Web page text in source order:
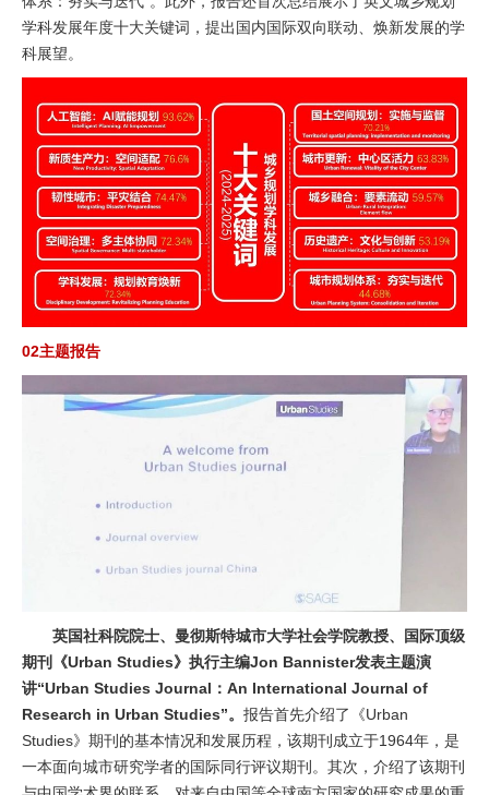
学科发展年度十大关键词，提出国内国际双向联动、焕新发展的学
科展望。
02主题报告
英国社科院院士、曼彻斯特城市大学社会学院教授、国际顶级
期刊《Urban Studies》执行主编Jon Bannister发表主题演
讲“Urban Studies Journal：An International Journal of
Research in Urban Studies”。 报告首先介绍了《Urban
Studies》期刊的基本情况和发展历程，该期刊成立于1964年，是
一本面向城市研究学者的国际同行评议期刊。其次，介绍了该期刊